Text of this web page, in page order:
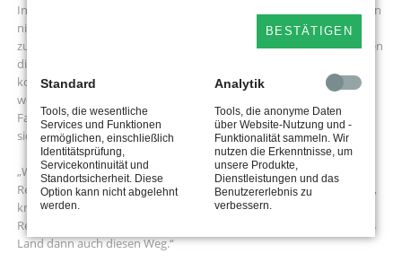
Insgesamt 74 Familienzentren gibt es im Kreis Lippe. Weitere werden
nicht kommen. Familienzentren sind Kitas, die Kinder betreuen und
zusätzlich die Familien beraten und Kurse anbieten. Eigentlich sollten
dieses Jahr 150 weitere Familienzentren in Nordrhein-Westfalen
kommen. Jetzt können landesweit lediglich 14 Zentren ausgebaut
werden. Lippe geht dabei leer aus, weiß Dennis Maelzer,
Familienpolitischer Sprecher der SPD-Landtagsfraktion. Er bezieht
sich auf eine Vorlage der Landesregierung.
„Wenn es nach CDU und Grünen geht, kann sich keine Kita in der
Region mehr Hoffnung machen, noch Familienzentrum zu werden“,
kritisiert Maelzer. „Im kommenden Kita-Jahr werden nur noch
Restgelder verteilt, bis der Geldtopf leer ist. In der Folge schließt das
Land dann auch diesen Weg.“
BESTÄTIGEN
Standard
Tools, die wesentliche
Services und Funktionen
ermöglichen, einschließlich
Identitätsprüfung,
Servicekontinuität und
Standortsicherheit. Diese
Option kann nicht abgelehnt
werden.
Analytik
Tools, die anonyme Daten
über Website-Nutzung und -
Funktionalität sammeln. Wir
nutzen die Erkenntnisse, um
unsere Produkte,
Dienstleistungen und das
Benutzererlebnis zu
verbessern.